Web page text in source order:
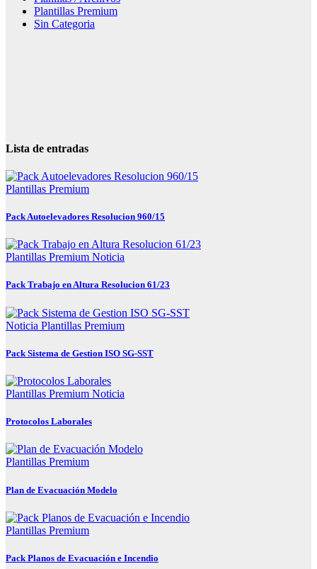
Plantillas Premium
Sin Categoria
Lista de entradas
Plantillas Premium
Pack Autoelevadores Resolucion 960/15
Plantillas Premium Noticia
Pack Trabajo en Altura Resolucion 61/23
Noticia Plantillas Premium
Pack Sistema de Gestion ISO SG-SST
Plantillas Premium Noticia
Protocolos Laborales
Plantillas Premium
Plan de Evacuación Modelo
Plantillas Premium
Pack Planos de Evacuación e Incendio